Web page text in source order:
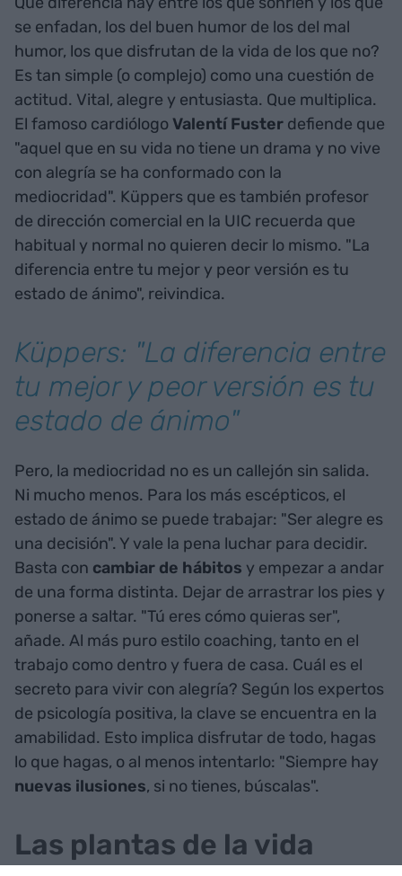
se enfadan, los del buen humor de los del mal
humor, los que disfrutan de la vida de los que no?
Es tan simple (o complejo) como una cuestión de
actitud. Vital, alegre y entusiasta. Que multiplica.
El famoso cardiólogo Valentí Fuster defiende que
"aquel que en su vida no tiene un drama y no vive
con alegría se ha conformado con la
mediocridad". Küppers que es también profesor
de dirección comercial en la UIC recuerda que
habitual y normal no quieren decir lo mismo. "La
diferencia entre tu mejor y peor versión es tu
estado de ánimo", reivindica.
Küppers: "La diferencia entre
tu mejor y peor versión es tu
estado de ánimo"
Pero, la mediocridad no es un callejón sin salida.
Ni mucho menos. Para los más escépticos, el
estado de ánimo se puede trabajar: "Ser alegre es
una decisión". Y vale la pena luchar para decidir.
Basta con cambiar de hábitos y empezar a andar
de una forma distinta. Dejar de arrastrar los pies y
ponerse a saltar. "Tú eres cómo quieras ser",
añade. Al más puro estilo coaching, tanto en el
trabajo como dentro y fuera de casa. Cuál es el
secreto para vivir con alegría? Según los expertos
de psicología positiva, la clave se encuentra en la
amabilidad. Esto implica disfrutar de todo, hagas
lo que hagas, o al menos intentarlo: "Siempre hay
nuevas ilusiones, si no tienes, búscalas".
Las plantas de la vida